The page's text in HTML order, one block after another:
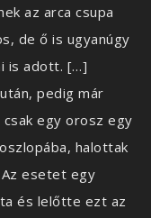
az arca csupa
de ő is ugyanúgy
is adott. […]
pedig már
egy orosz egy
halottak
esetet egy
és lelőtte ezt az